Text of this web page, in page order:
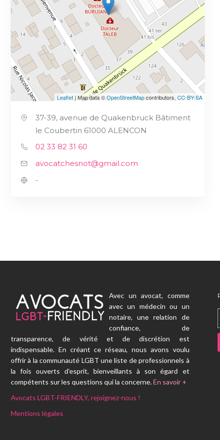
Leaflet | Map data ©OpenStreetMapcontributors,CC-BY-SA
37-39, avenue de Quakenbruck Bâtiment
le Coubertin 61000 ALENCON
02 33 82 31 60
avocatchesnot@gmail.com
-
Avec un avocat, comme
avec un médecin ou un
notaire, une relation de
confiance, de
transparence, de vérité et de discrétion est
indispensable. En créant ce réseau, nous avons voulu
offrir à la communauté LGBT une liste de professionnels à
la fois ouverts d’esprit, bienveillants à son égard et
compétents sur les questions qui la concerne.En savoir +
Avocats LGBT-FRIENDLY, rejoignez-nous !
Mentions légales